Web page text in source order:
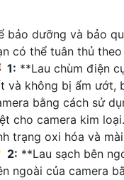
bảo dưỡng và bảo
có thể tuân thủ
1: **Lau chùm điện
và không bị ẩm ướt,
bằng cách sử
cho camera kim
trạng oxi hóa và
2: **Lau sạch bên
ngoài của camera